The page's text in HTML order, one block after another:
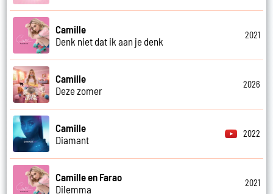
Camille
Denk niet dat ik aan je denk
2021
Camille
Deze zomer
2026
Camille
Diamant
2022
Camille en Farao
Dilemma
2021